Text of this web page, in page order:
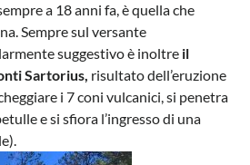
a 18 anni fa, è quella che
Sempre sul versante
suggestivo è inoltreil
Sartorius, risultato dell’eruzione
i 7 coni vulcanici, si penetra
e si sfiora l’ingresso di una